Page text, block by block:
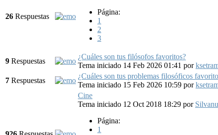
26 Respuestas
Página:
1
2
3
9 Respuestas
¿Cuáles son tus filósofos favoritos?
Tema iniciado 14 Feb 2026 01:41 por
7 Respuestas
¿Cuáles son tus problemas filosóficos
Tema iniciado 15 Feb 2026 10:59 por
Cine
Tema iniciado 12 Oct 2018 18:29 por
Página:
1